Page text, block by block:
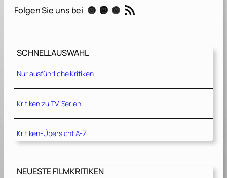
i
e
[
2
0
]
Folgen Sie uns bei Instagram Mastodon Threads RSS-Feed
SCHNELLAUSWAHL
Nur ausführliche Kritiken
Kritiken zu TV-Serien
Kritiken-Übersicht A-Z
NEUESTE FILMKRITIKEN